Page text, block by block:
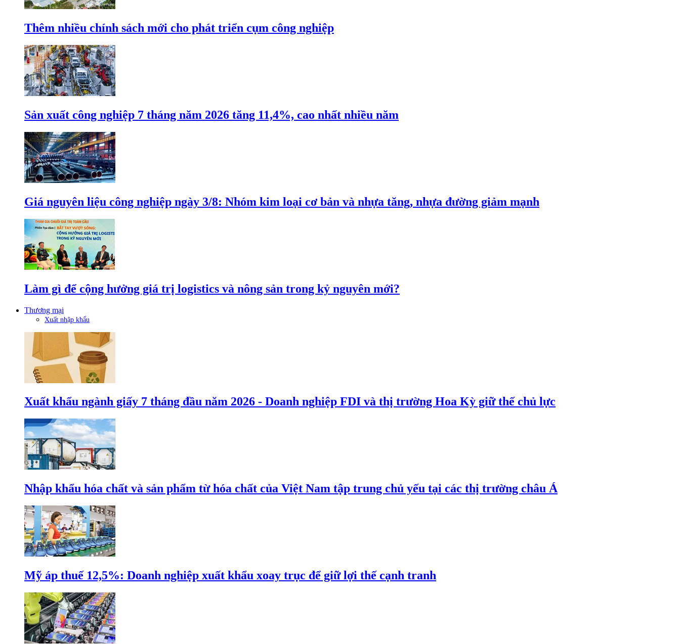
Thêm nhiều chính sách mới cho phát triển cụm công nghiệp
Sản xuất công nghiệp 7 tháng năm 2026 tăng 11,4%, cao nhất nhiều năm
Giá nguyên liệu công nghiệp ngày 3/8: Nhóm kim loại cơ bản và nhựa tăng, nhựa đường giảm mạnh
Làm gì để cộng hưởng giá trị logistics và nông sản trong kỷ nguyên mới?
Thương mại
Xuất nhập khẩu
Xuất khẩu ngành giấy 7 tháng đầu năm 2026 - Doanh nghiệp FDI và thị trường Hoa Kỳ giữ thế chủ lực
Nhập khẩu hóa chất và sản phẩm từ hóa chất của Việt Nam tập trung chủ yếu tại các thị trường châu Á
Mỹ áp thuế 12,5%: Doanh nghiệp xuất khẩu xoay trục để giữ lợi thế cạnh tranh